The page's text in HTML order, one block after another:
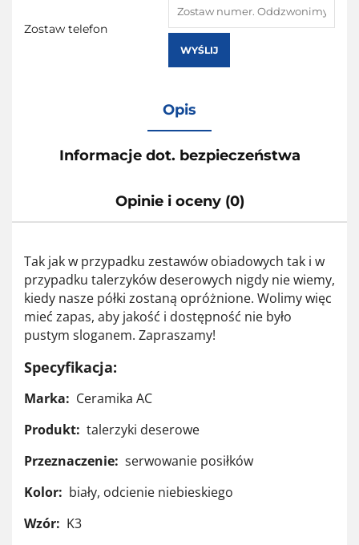
Zostaw telefon
WYŚLIJ
Opis
Informacje dot. bezpieczeństwa
Opinie i oceny (0)
Tak jak w przypadku zestawów obiadowych tak i w
przypadku talerzyków deserowych nigdy nie wiemy,
kiedy nasze półki zostaną opróżnione. Wolimy więc
mieć zapas, aby jakość i dostępność nie było
pustym sloganem. Zapraszamy!
Specyfikacja:
Marka: Ceramika AC
Produkt: talerzyki deserowe
Przeznaczenie: serwowanie posiłków
Kolor: biały, odcienie niebieskiego
Wzór: K3